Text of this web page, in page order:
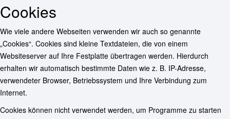
Cookies
Wie viele andere Webseiten verwenden wir auch so genannte
„Cookies“. Cookies sind kleine Textdateien, die von einem
Websiteserver auf Ihre Festplatte übertragen werden. Hierdurch
erhalten wir automatisch bestimmte Daten wie z. B. IP-Adresse,
verwendeter Browser, Betriebssystem und Ihre Verbindung zum
Internet.
Cookies können nicht verwendet werden, um Programme zu starten